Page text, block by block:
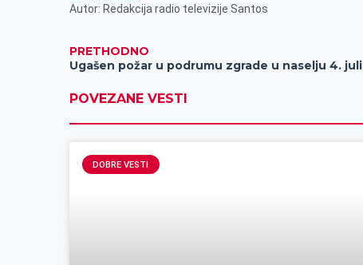
Autor: Redakcija radio televizije Santos
PRETHODNO
Ugašen požar u podrumu zgrade u naselju 4. juli
POVEZANE VESTI
DOBRE VESTI